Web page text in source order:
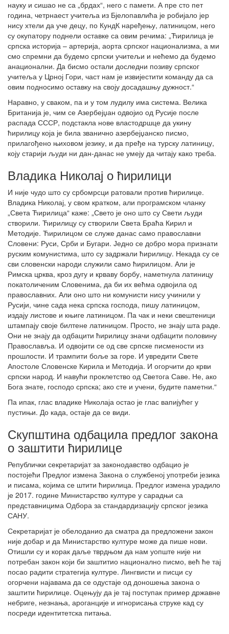
науку и сишао не са „брдах“, него с памети. А пре сто пет
година, четрнаест учитеља из Бјелопавлића је робијало јер
нису хтели да уче децу, по КундК наређењу, латиницом, него
су окупатору поднели оставке са овим речима: „Ћирилица је
српска историја – артерија, аорта српског национализма, а ми
смо спремни да будемо српски учитељи и нећемо да будемо
анационални. Да бисмо остали доследни позиву српског
учитеља у Црној Гори, част нам је извијестити команду да са
овим подносимо оставку на своју досадашњу дужност.“
Наравно, у сваком, па и у том лудилу има система. Велика
Британија је, чим се Азербејџан одвојио од Русије после
распада СССР, подстакла нове властодршце да укину
ћирилицу која је била званично азербејџанско писмо,
прилагођено њиховом језику, и да пређе на турску латиницу,
коју старији људи ни дан-данас не умеју да читају како треба.
Владика Николај о ћирилици
И није чудо што су србомрсци ратовали против ћирилице.
Владика Николај, у свом кратком, али програмском чланку
„Света Ћирилица“ каже: „Свето је оно што су Свети људи
створили. Ћирилицу су створили Света Браћа Кирил и
Методије. Ћирилицом се служе данас само православни
Словени: Руси, Срби и Бугари. Једно се добро мора признати
руским комунистима, што су задржали ћирилицу. Некада су се
сви словенски народи служили само ћирилицом. Али је
Римска црква, кроз дугу и крваву борбу, наметнула латиницу
покатоличеним Словенима, да би их већма одвојила од
православних. Али оно што ни комунисти нису учинили у
Русији, чине сада нека српска господа, пишу латиницом,
издају листове и књиге латиницом. Па чак и неки свештеници
штампају своје билтене латиницом. Просто, не знају шта раде.
Они не знају да одбацити ћирилицу значи одбацити половину
Православља. И одвојити се од све српске писмености из
прошлости. И трампити боље за горе. И увредити Свете
Апостоле Словенске Кирила и Методија. И огорчити до крви
српски народ. И навући проклетство од Светога Саве. Не, ако
Бога знате, господо српска; ако сте и учени, будите паметни.“
Па ипак, глас владике Николаја остао је глас вапијућег у
пустињи. До када, остаје да се види.
Скупштина одбацила предлог закона
о заштити ћирилице
Републички секретаријат за законодавство одбацио је
постојећи Предлог измена Закона о службеној употреби језика
и писама, којима се штити ћирилица. Предлог измена урадило
је 2017. године Министарство културе у сарадњи са
представницима Одбора за стандардизацију српског језика
САНУ.
Секретаријат је обелоданио да сматра да предложени закон
није добар и да Министарство културе може да пише нови.
Отишли су и корак даље тврдњом да нам уопште није ни
потребан закон који би заштитио национално писмо, већ ће тај
посао радити стратегија културе. Лингвисти и писци су
огорчени најавама да се одустаје од доношења закона о
заштити ћирилице. Оцењују да је тај поступак пример државне
небриге, незнања, ароганције и игнорисања струке кад су
посреди идентитетска питања.